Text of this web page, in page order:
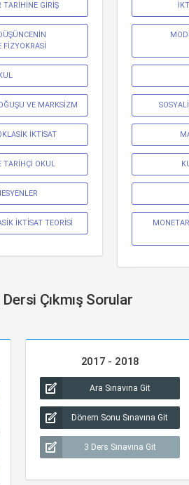
TARİHİNE GİRİŞ
VE MARKSİZM
İKTİSAT
TARİHÇİ OKUL
İKTİSAT TEORİSİ
Çıkmış Sorular
2017 - 2018
Ara Sınavına Git
Dönem Sonu Sınavına Git
3 Ders Sınavına Git